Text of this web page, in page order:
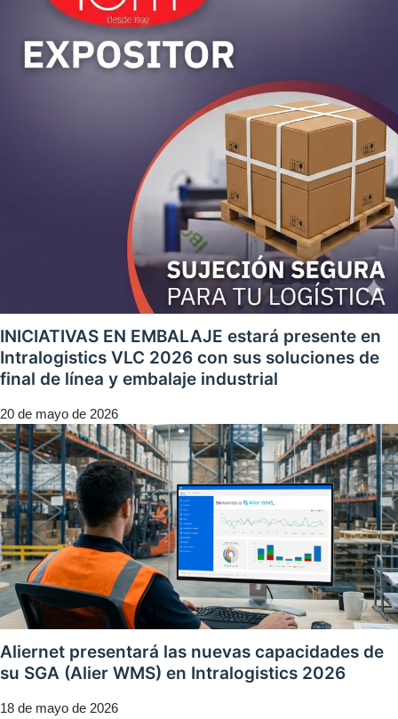
INICIATIVAS EN EMBALAJE estará presente en
Intralogistics VLC 2026 con sus soluciones de
final de línea y embalaje industrial
20 de mayo de 2026
Aliernet presentará las nuevas capacidades de
su SGA (Alier WMS) en Intralogistics 2026
18 de mayo de 2026